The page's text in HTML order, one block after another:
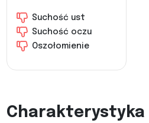
Suchość ust
Suchość oczu
Oszołomienie
Charakterystyka